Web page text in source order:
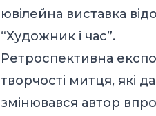
ювілейна виставка
“Художник і час”.
Ретроспективна
творчості митця, які
змінювався автор